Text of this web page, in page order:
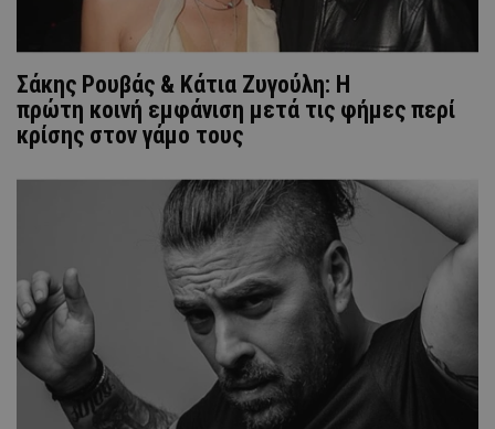
Σάκης Ρουβάς & Κάτια Ζυγούλη: Η
πρώτη κοινή εμφάνιση μετά τις φήμες περί
κρίσης στον γάμο τους